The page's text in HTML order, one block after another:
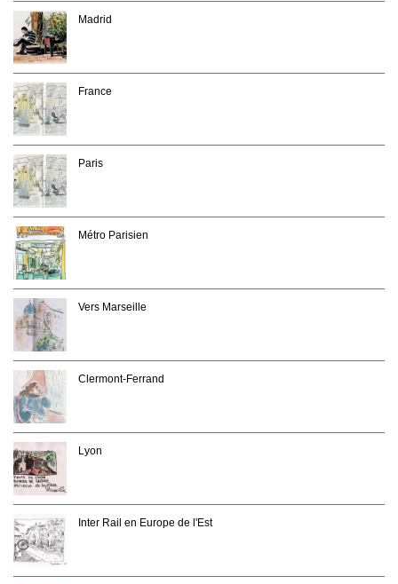
Madrid
France
Paris
Métro Parisien
Vers Marseille
Clermont-Ferrand
Lyon
Inter Rail en Europe de l'Est